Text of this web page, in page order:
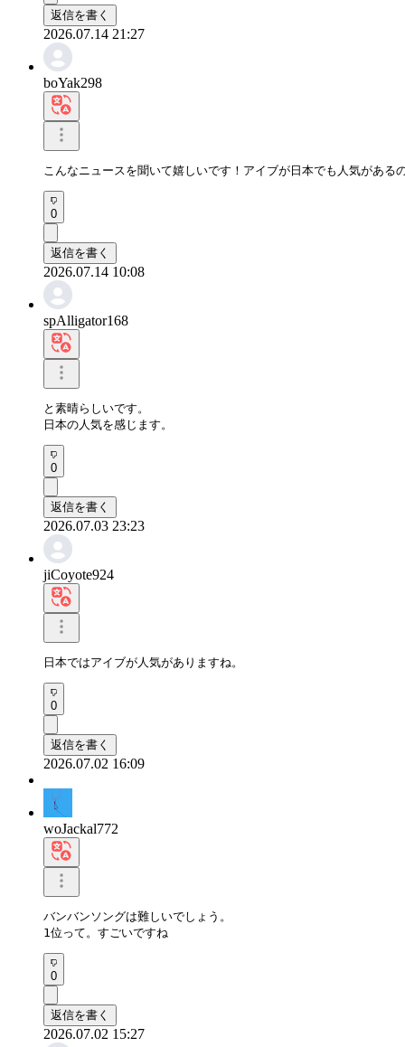
返信を書く
2026.07.14 21:27
boYak298
こんなニュースを聞いて嬉しいです！アイブが日本でも人気があ
0
返信を書く
2026.07.14 10:08
spAlligator168
と素晴らしいです。
日本の人気を感じます。
0
返信を書く
2026.07.03 23:23
jiCoyote924
日本ではアイブが人気がありますね。
0
返信を書く
2026.07.02 16:09
woJackal772
バンバンソングは難しいでしょう。
1位って。すごいですね
0
返信を書く
2026.07.02 15:27